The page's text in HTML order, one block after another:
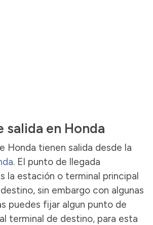
salida en Honda
Honda tienen salida desde la
. El punto de llegada
la estación o terminal principal
sin embargo con algunas
puedes fijar algun punto de
terminal de destino, para esta